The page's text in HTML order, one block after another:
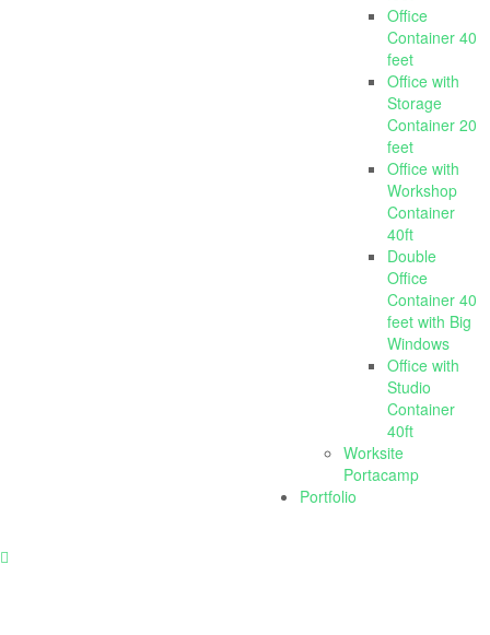
Office
Container 40
feet
Office with
Storage
Container 20
feet
Office with
Workshop
Container
40ft
Double
Office
Container 40
feet with Big
Windows
Office with
Studio
Container
40ft
Worksite
Portacamp
Portfolio